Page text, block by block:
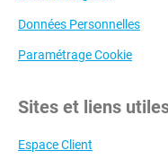
Données Personnelles
Paramétrage Cookie
Sites et liens
Espace Client